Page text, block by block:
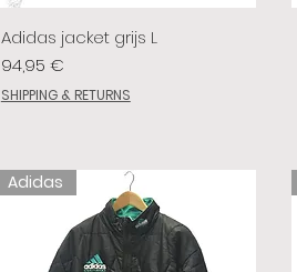
Adidas jacket grijs L
Prix
94,95 €
SHIPPING & RETURNS
Adidas